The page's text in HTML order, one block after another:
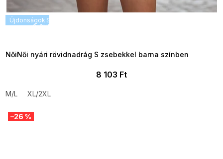
Újdonságok SUMMER SALE -35% ?
G_SUMMER35:35:HUF:P:f!2026-
NőiNői nyári rövidnadrág S zsebekkel barna színben
8 103 Ft
M/L XL/2XL
–26 %